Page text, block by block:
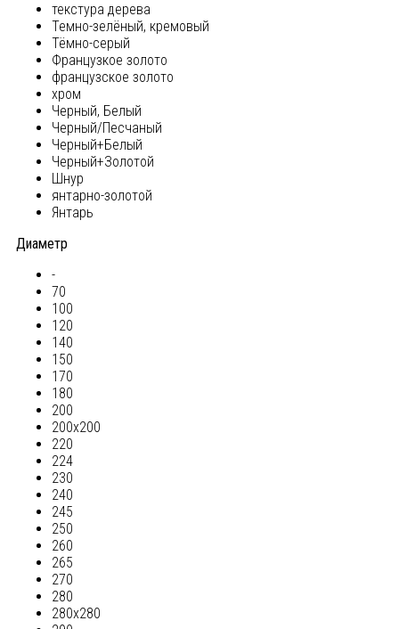
текстура дерева
Темно-зелёный, кремовый
Тёмно-серый
Французкое золото
французское золото
хром
Черный, Белый
Черный/Песчаный
Черный+Белый
Черный+Золотой
Шнур
янтарно-золотой
Янтарь
Диаметр
-
70
100
120
140
150
170
180
200
200х200
220
224
230
240
245
250
260
265
270
280
280х280